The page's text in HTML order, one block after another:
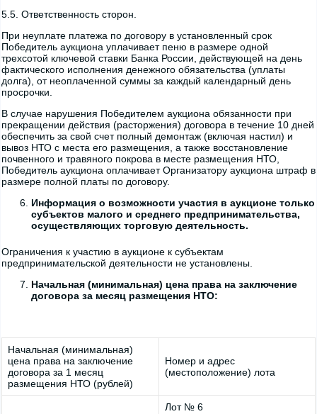
5.5. Ответственность сторон.
При неуплате платежа по договору в установленный срок
Победитель аукциона уплачивает пеню в размере одной
трехсотой ключевой ставки Банка России, действующей на день
фактического исполнения денежного обязательства (уплаты
долга), от неоплаченной суммы за каждый календарный день
просрочки.
В случае нарушения Победителем аукциона обязанности при
прекращении действия (расторжения) договора в течение 10 дней
обеспечить за свой счет полный демонтаж (включая настил) и
вывоз НТО с места его размещения, а также восстановление
почвенного и травяного покрова в месте размещения НТО,
Победитель аукциона оплачивает Организатору аукциона штраф в
размере полной платы по договору.
Информация о возможности участия в аукционе только
субъектов малого и среднего предпринимательства,
осуществляющих торговую деятельность.
Ограничения к участию в аукционе к субъектам
предпринимательской деятельности не установлены.
Начальная (минимальная) цена права на заключение
договора за месяц размещения НТО:
Начальная (минимальная)
цена права на заключение
договора за 1 месяц
размещения НТО (рублей)
Номер и адрес
(местоположение) лота
Лот № 6